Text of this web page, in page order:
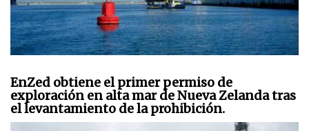
EnZed obtiene el primer permiso de
exploración en alta mar de Nueva Zelanda tras
el levantamiento de la prohibición.